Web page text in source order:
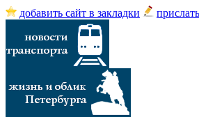
добавить сайт в закладки